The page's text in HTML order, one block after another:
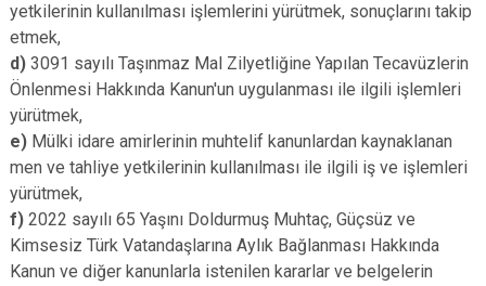
yetkilerinin kullanılması işlemlerini yürütmek, sonuçlarını takip
etmek,
d) 3091 sayılı Taşınmaz Mal Zilyetliğine Yapılan Tecavüzlerin
Önlenmesi Hakkında Kanun'un uygulanması ile ilgili işlemleri
yürütmek,
e) Mülki idare amirlerinin muhtelif kanunlardan kaynaklanan
men ve tahliye yetkilerinin kullanılması ile ilgili iş ve işlemleri
yürütmek,
f) 2022 sayılı 65 Yaşını Doldurmuş Muhtaç, Güçsüz ve
Kimsesiz Türk Vatandaşlarına Aylık Bağlanması Hakkında
Kanun ve diğer kanunlarla istenilen kararlar ve belgelerin